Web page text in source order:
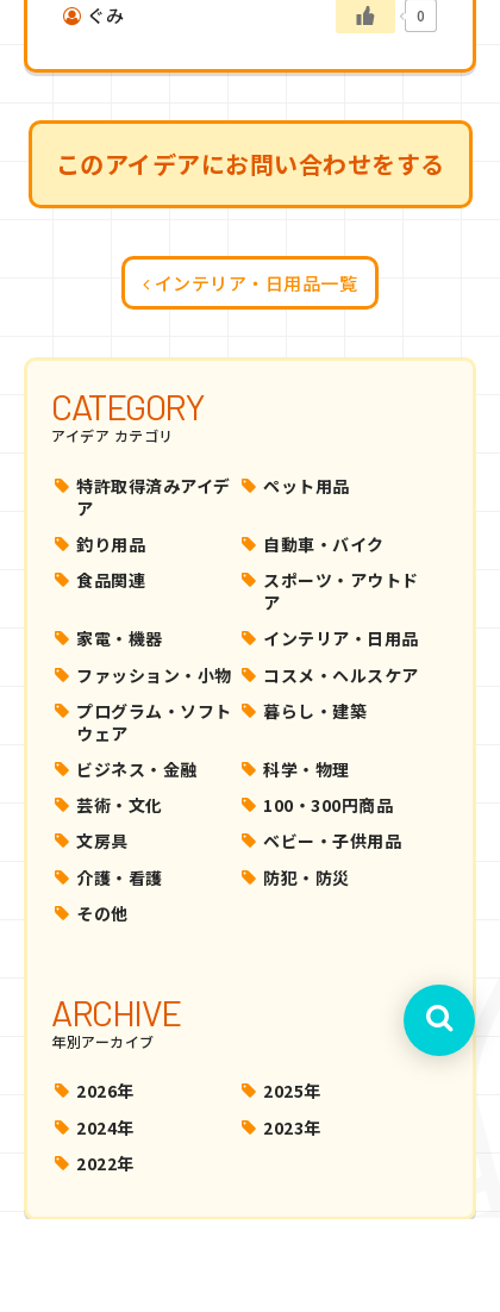
ぐみ 0
このアイデアにお問い合わせをする
インテリア・日用品一覧
CATEGORY
アイデア カテゴリ
特許取得済みアイデ
ア
ペット用品
釣り用品
自動車・バイク
食品関連
スポーツ・アウトド
ア
家電・機器
インテリア・日用品
ファッション・小物
コスメ・ヘルスケア
プログラム・ソフト
ウェア
暮らし・建築
ビジネス・金融
科学・物理
芸術・文化
100・300円商品
文房具
ベビー・子供用品
介護・看護
防犯・防災
その他
ARCHIVE
年別アーカイブ
2026年
2025年
2024年
2023年
2022年